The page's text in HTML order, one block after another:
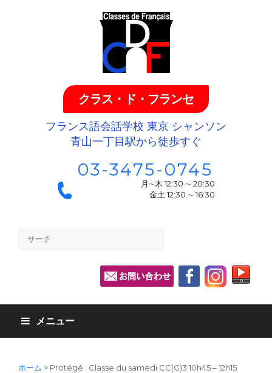
クラス・ド・フランセ
フランス語会話学校 東京 シャンソン
青山一丁目駅から徒歩すぐ
03-3475-0745
月∼木 12:30 ∼ 20:30
金土 12:30 ∼ 16:30
メニュー
ホーム > Protégé : Classe du samedi CC(G)3 10h45 – 12h15